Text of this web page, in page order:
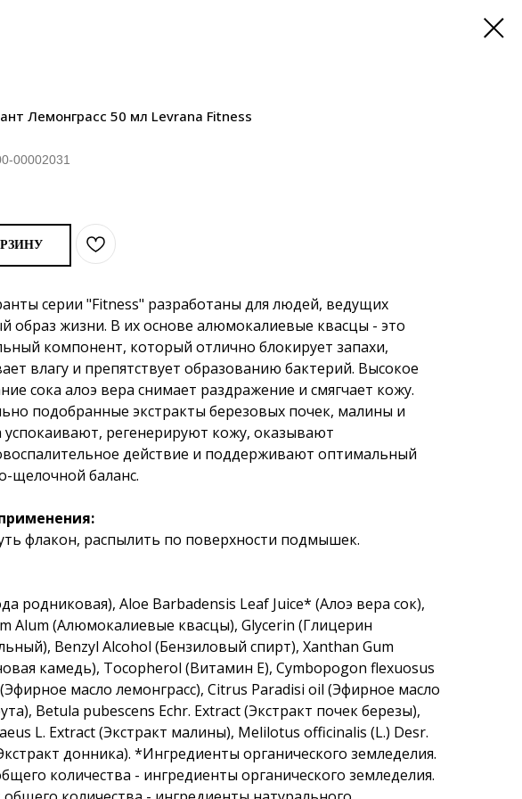
Лемонграсс 50 мл Levrana Fitness
00002031
серии "Fitness" разработаны для людей, ведущих
образ жизни. В их основе алюмокалиевые квасцы - это
компонент, который отлично блокирует запахи,
влагу и препятствует образованию бактерий. Высокое
сока алоэ вера снимает раздражение и смягчает кожу.
подобранные экстракты березовых почек, малины и
успокаивают, регенерируют кожу, оказывают
действие и поддерживают оптимальный
щелочной баланс.
флакон, распылить по поверхности подмышек.
родниковая), Aloe Barbadensis Leaf Juice* (Алоэ вера сок),
Alum (Алюмокалиевые квасцы), Glycerin (Глицерин
Benzyl Alcohol (Бензиловый спирт), Xanthan Gum
камедь), Tocopherol (Витамин Е), Cymbopogon flexuosus
масло лемонграсс), Citrus Paradisi oil (Эфирное масло
Betula pubescens Echr. Extract (Экстракт почек березы),
L. Extract (Экстракт малины), Melilotus officinalis (L.) Desr.
донника). *Ингредиенты органического земледелия.
количества - ингредиенты органического земледелия.